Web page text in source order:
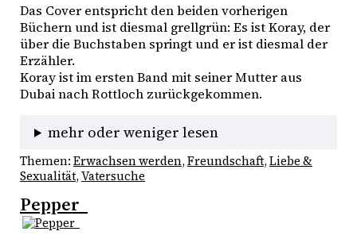
Das Cover entspricht den beiden vorherigen
Büchern und ist diesmal grellgrün: Es ist Koray, der
über die Buchstaben springt und er ist diesmal der
Erzähler.
Koray ist im ersten Band mit seiner Mutter aus
Dubai nach Rottloch zurückgekommen.
mehr oder weniger lesen
Themen: Erwachsen werden, Freundschaft, Liebe &
Sexualität, Vatersuche
Pepper